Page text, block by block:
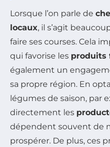
Lorsque l’on parle de
locaux, il s’agit
faire ses courses. Cela
qui favorise les produits
également un
sa propre région. En
légumes de saison, par
directement les
dépendent souvent de
prospérer. De plus, ces